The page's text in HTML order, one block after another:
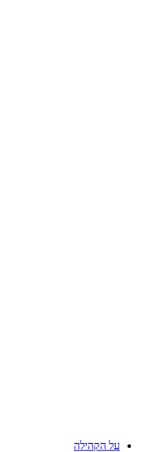
על הקהילה